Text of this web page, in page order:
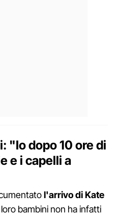
"Io dopo 10 ore di
e i capelli a
l'arrivo di Kate
bambini non ha infatti